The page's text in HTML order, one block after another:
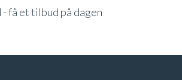
få et tilbud på dagen